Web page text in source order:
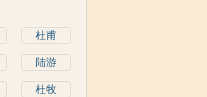
杜甫
陆游
杜牧